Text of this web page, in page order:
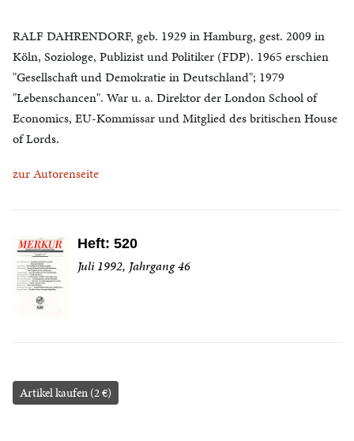
RALF DAHRENDORF, geb. 1929 in Hamburg, gest. 2009 in
Köln, Soziologe, Publizist und Politiker (FDP). 1965 erschien
"Gesellschaft und Demokratie in Deutschland"; 1979
"Lebenschancen". War u. a. Direktor der London School of
Economics, EU-Kommissar und Mitglied des britischen House
of Lords.
zur Autorenseite
Heft: 520
Juli 1992, Jahrgang 46
Artikel kaufen (2 €)